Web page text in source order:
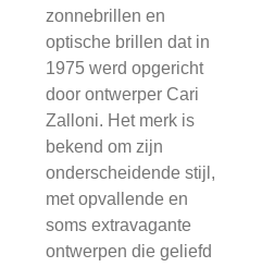
zonnebrillen en
optische brillen dat in
1975 werd opgericht
door ontwerper Cari
Zalloni. Het merk is
bekend om zijn
onderscheidende stijl,
met opvallende en
soms extravagante
ontwerpen die geliefd